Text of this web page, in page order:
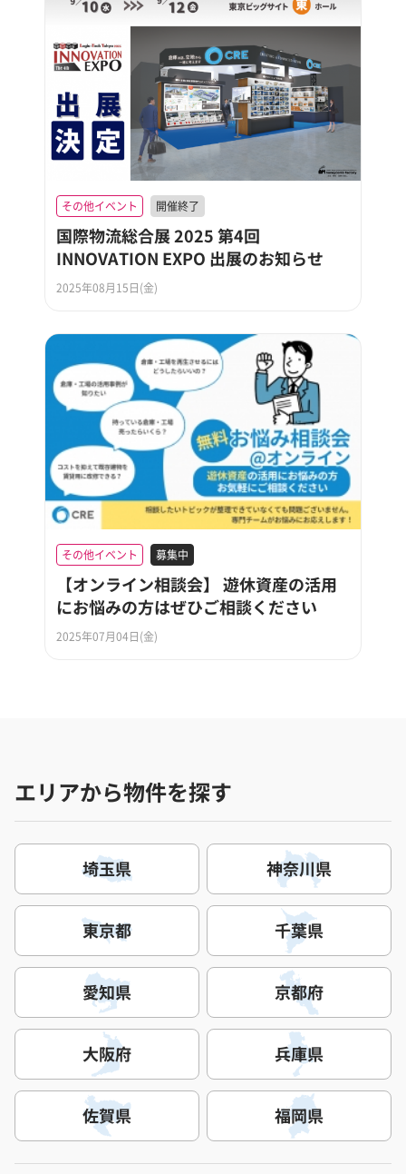
その他イベント 開催終了
国際物流総合展 2025 第4回
INNOVATION EXPO 出展のお知らせ
2025年08月15日(金)
その他イベント 募集中
【オンライン相談会】 遊休資産の活用
にお悩みの方はぜひご相談ください
2025年07月04日(金)
エリアから物件を探す
埼玉県 神奈川県
東京都 千葉県
愛知県 京都府
大阪府 兵庫県
佐賀県 福岡県